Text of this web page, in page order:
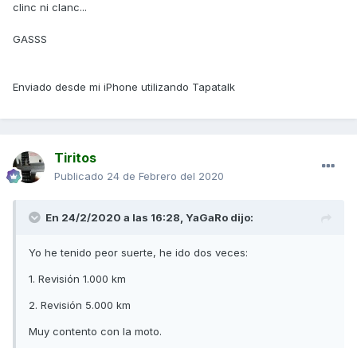
clinc ni clanc...
GASSS
Enviado desde mi iPhone utilizando Tapatalk
Tiritos
Publicado 24 de Febrero del 2020
En 24/2/2020 a las 16:28, YaGaRo dijo:
Yo he tenido peor suerte, he ido dos veces:
1. Revisión 1.000 km
2. Revisión 5.000 km
Muy contento con la moto.